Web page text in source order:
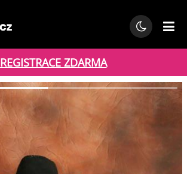
REGISTRACE ZDARMA